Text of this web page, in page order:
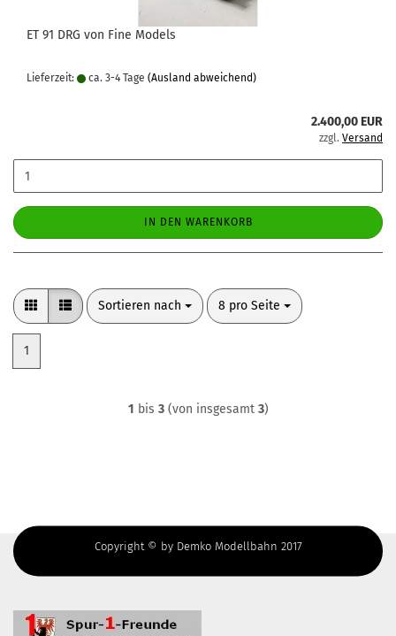
ET 91 DRG von Fine Models
Lieferzeit: ca. 3-4 Tage (Ausland abweichend)
2.400,00 EUR
zzgl. Versand
IN DEN WARENKORB
Sortieren nach
Sortieren nach 8 pro Seite
pro Seite
1
1 bis 3(von insgesamt 3)
Copyright © by Demko Modellbahn 2017